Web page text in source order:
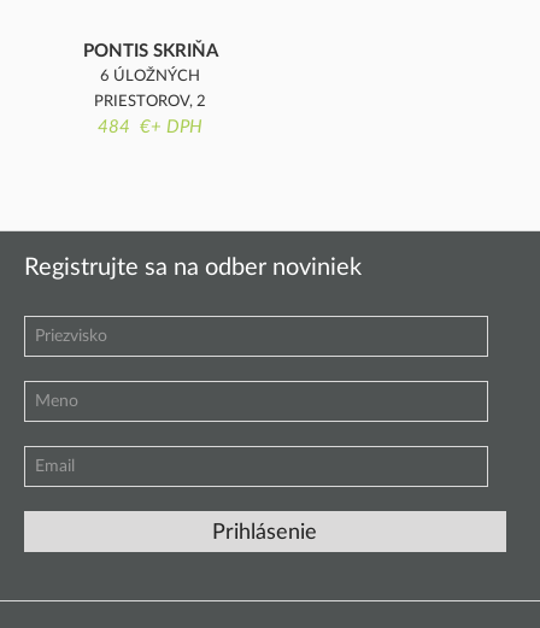
PONTIS SKRIŇA
6 ÚLOŽNÝCH
PRIESTOROV, 2
PRESKLENÉ DVERE, 4
484 €+ DPH
Registrujte sa na odber noviniek